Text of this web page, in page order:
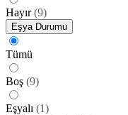
Hayır (9)
Eşya Durumu
Tümü
Boş (9)
Eşyalı (1)